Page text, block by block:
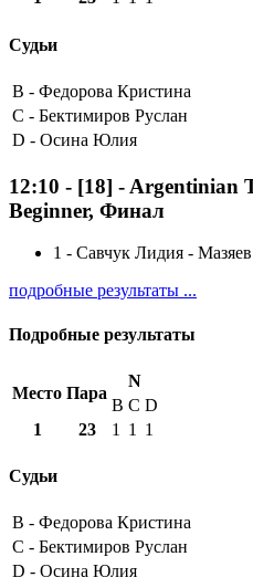
Судьи
B - Федорова Кристина
C - Бектимиров Руслан
D - Осина Юлия
12:10 - [18] - Argentinian
Beginner, Финал
1 - Савчук Лидия -
подробные результаты ...
Подробные результаты
Место Пара
N
B C D
1
23 1 1 1
Судьи
B - Федорова Кристина
C - Бектимиров Руслан
D - Осина Юлия